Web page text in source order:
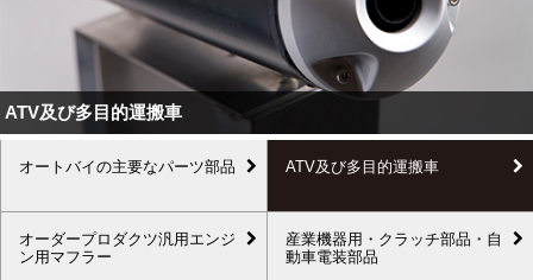
ATV及び多目的運搬車
オートバイの主要なパーツ部品 ATV及び多目的運搬車
オーダープロダクツ汎用エンジ
ン用マフラー
産業機器用・クラッチ部品・自
動車電装部品